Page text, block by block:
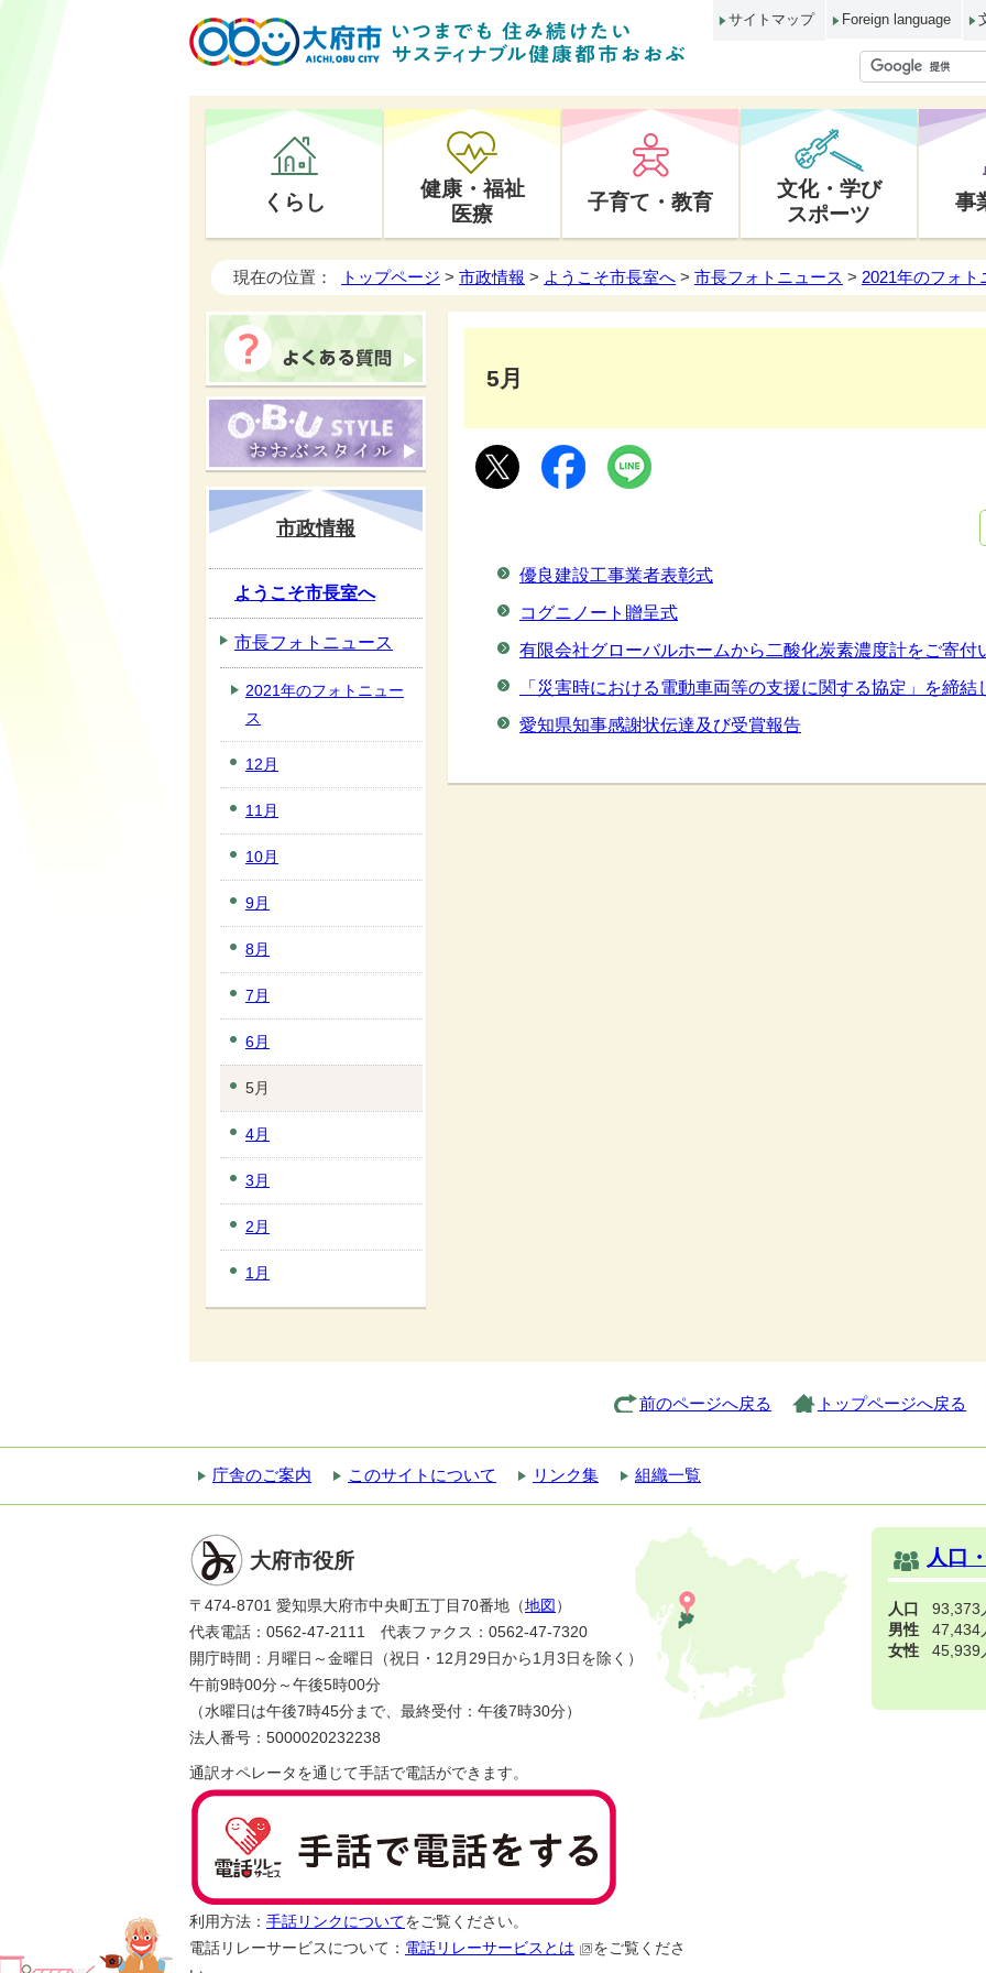
サイトマップ Foreign language
くらし
健康・福祉
医療
子育て・教育
文化・学び
スポーツ
事
現在の位置： トップページ > 市政情報 > ようこそ市長室へ > 市長フォトニュース > 2021年のフォト
5月
優良建設工事業者表彰式
コグニノート贈呈式
有限会社グローバルホームから二酸化炭素濃度計をご寄付
「災害時における電動車両等の支援に関する協定」を締結
愛知県知事感謝状伝達及び受賞報告
市政情報
ようこそ市長室へ
市長フォトニュース
2021年のフォトニュー
ス
12月
11月
10月
9月
8月
7月
6月
5月
4月
3月
2月
1月
前のページへ戻る トップページへ戻る
庁舎のご案内 このサイトについて リンク集 組織一覧
大府市役所
〒474-8701 愛知県大府市中央町五丁目70番地（地図 ）
代表電話：0562-47-2111 代表ファクス：0562-47-7320
開庁時間：月曜日～金曜日（祝日・12月29日から1月3日を除く）
午前9時00分～午後5時00分
（水曜日は午後7時45分まで、最終受付：午後7時30分）
法人番号：5000020232238
通訳オペレータを通じて手話で電話ができます。
利用方法： 手話リンクについてをご覧ください。
電話リレーサービスについて： 電話リレーサービスとは
をご覧くださ
人口
人口
93,373
男性
47,434
女性
45,939